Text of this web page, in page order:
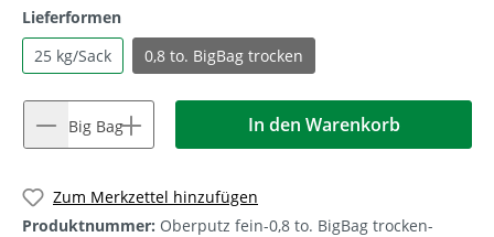
Lieferformen
25 kg/Sack
0,8 to. BigBag trocken
1 Big Bag In den Warenkorb
Zum Merkzettel hinzufügen
Produktnummer: Oberputz fein-0,8 to. BigBag trocken-